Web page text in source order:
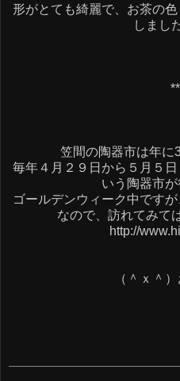
形がとても綺麗で、お茶の
しまし
笠間の陶器市は年に
毎年４月２９日から５月５
いう陶器市が
ゴールデンウィーク中です
なので、訪れてみて
http://
（＾ｘ＾